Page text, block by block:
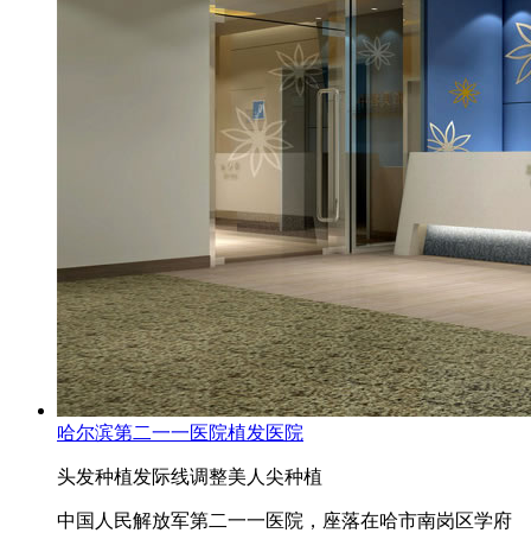
哈尔滨第二一一医院植发医院
头发种植发际线调整美人尖种植
中国人民解放军第二一一医院，座落在哈市南岗区学府